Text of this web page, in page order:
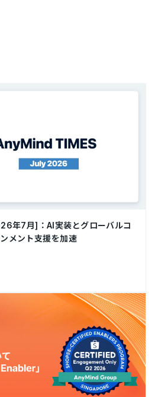
年7月]：AI実装とグローバルコ
メント支援を加速